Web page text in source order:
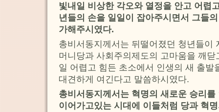
빛내일 비상한 각오와 열정을 안고 어렵
년들의 손을 일일이 잡아주시면서 그들
가해주시였다.
총비서동지께서는 뒤떨어졌던 청년들이
머니당과 사회주의제도의 고마움을 깨
일 어렵고 힘든 초소에서 인생의 새 출발
대견하게 여긴다고 말씀하시였다.
총비서동지께서는 혁명의 새로운 승리
이어가고있는 시대에 이들처럼 당과 혁